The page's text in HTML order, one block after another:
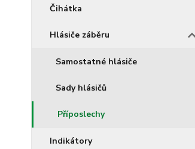
Čihátka
Hlásiče záběru
Samostatné hlásiče
Sady hlásičů
Příposlechy
Indikátory